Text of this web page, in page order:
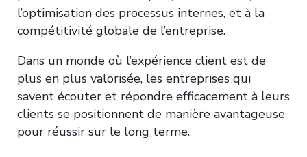
l’optimisation des processus internes, et à la
compétitivité globale de l’entreprise.
Dans un monde où l’expérience client est de
plus en plus valorisée, les entreprises qui
savent écouter et répondre efficacement à leurs
clients se positionnent de manière avantageuse
pour réussir sur le long terme.